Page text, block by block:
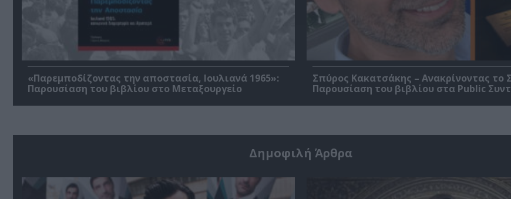
«Παρεμποδίζοντας την αποστασία, Ιουλιανά 1965»:
Παρουσίαση του βιβλίου στο Μεταξουργείο
Σπύρος Κακατσάκης – Ανακρίνοντας το
Παρουσίαση του βιβλίου στα Public
Δημοφιλή Άρθρα